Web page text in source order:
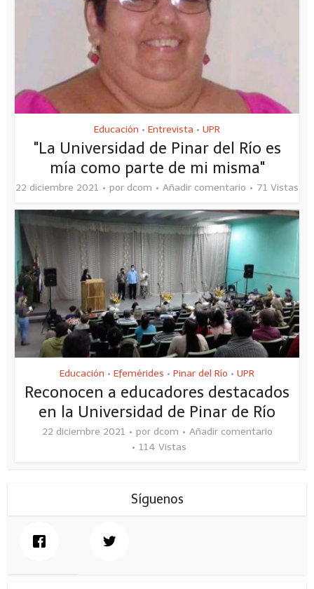
Educación • Entrevista • UPR
"La Universidad de Pinar del Río es
mía como parte de mi misma"
22 diciembre 2021 por dcom Añadir comentario 71 Vistas
Educación • Efemérides • Pinar del Río • UPR
Reconocen a educadores destacados
en la Universidad de Pinar de Río
22 diciembre 2021 por dcom
Añadir comentario
114 Vistas
Síguenos